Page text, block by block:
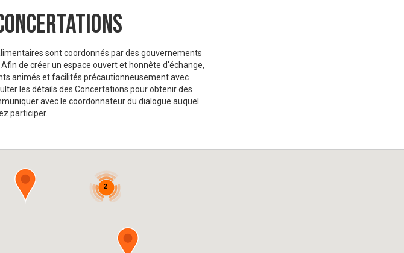
sont coordonnés par des gouvernements
de créer un espace ouvert et honnête d'échange,
animés et facilités précautionneusement avec
les détails des Concertations pour obtenir des
avec le coordonnateur du dialogue auquel
participer.
2